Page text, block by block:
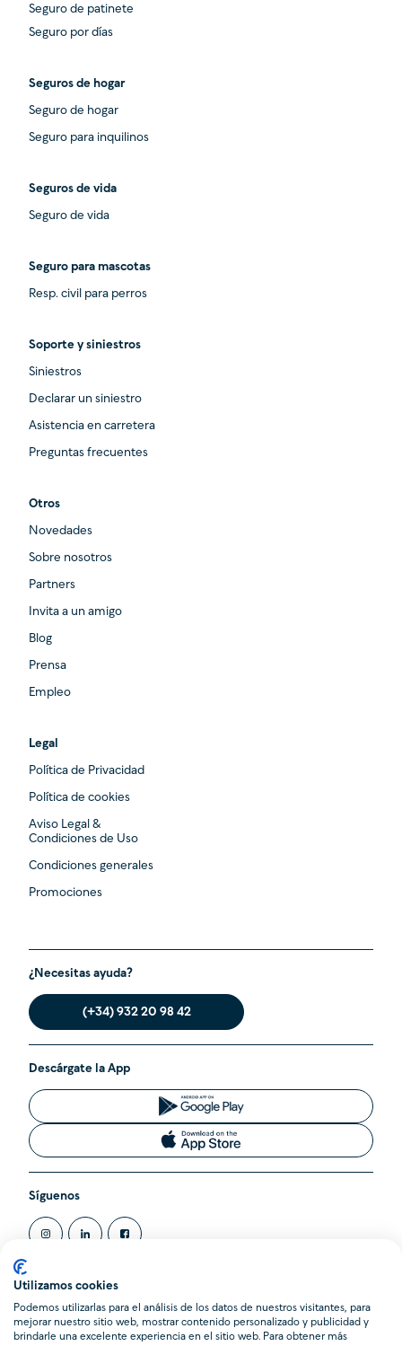
Seguro de patinete
Seguro por días
Seguros de hogar
Seguro de hogar
Seguro para inquilinos
Seguros de vida
Seguro de vida
Seguro para mascotas
Resp. civil para perros
Soporte y siniestros
Siniestros
Declarar un siniestro
Asistencia en carretera
Preguntas frecuentes
Otros
Novedades
Sobre nosotros
Partners
Invita a un amigo
Blog
Prensa
Empleo
Legal
Política de Privacidad
Política de cookies
Aviso Legal &
Condiciones de Uso
Condiciones generales
Promociones
¿Necesitas ayuda?
(+34) 932 20 98 42
Descárgate la App
Síguenos
@2020 Cleverea SL. Todos los derechos reservados.
Cleverea es una Agencia de Suscripción inscrita en el Registro
Utilizamos cookies
Podemos utilizarlas para el análisis de los datos de nuestros visitantes, para
mejorar nuestro sitio web, mostrar contenido personalizado y publicidad y
brindarle una excelente experiencia en el sitio web. Para obtener más